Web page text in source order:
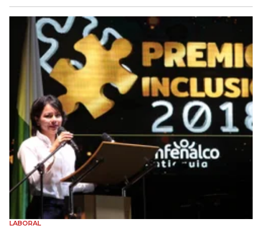
LABORAL